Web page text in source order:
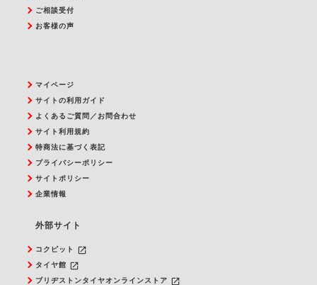
ご相談受付
お客様の声
マイページ
サイトの利用ガイド
よくあるご質問／お問合わせ
サイト利用規約
特商法に基づく表記
プライバシーポリシー
サイトポリシー
企業情報
外部サイト
コクピット launch
タイヤ館 launch
ブリヂストンタイヤオンラインストア launch